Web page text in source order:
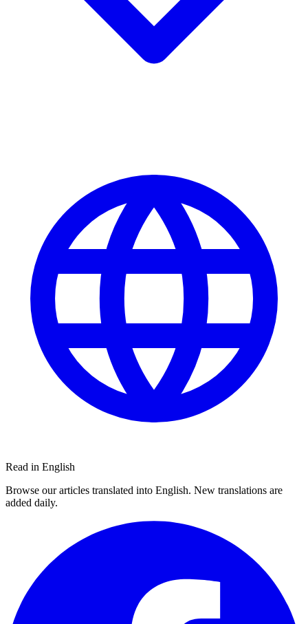
Read in English
Browse our articles translated into English. New translations are
added daily.